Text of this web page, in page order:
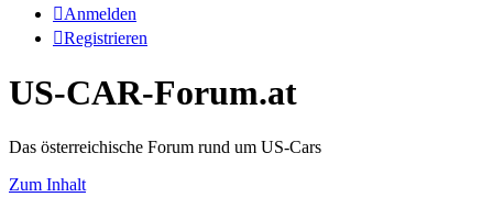
Anmelden
Registrieren
US-CAR-Forum.at
Das österreichische Forum rund um US-Cars
Zum Inhalt